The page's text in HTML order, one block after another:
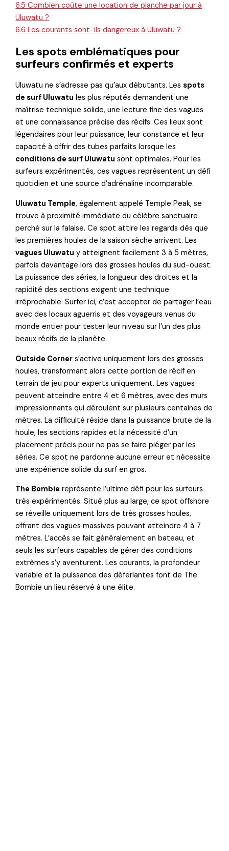
6.5 Combien coûte une location de planche par jour à
Uluwatu ?
6.6 Les courants sont-ils dangereux à Uluwatu ?
Les spots emblématiques pour
surfeurs confirmés et experts
Uluwatu ne s’adresse pas qu’aux débutants. Lesspots
de surf Uluwatu les plus réputés demandent une
maîtrise technique solide, une lecture fine des vagues
et une connaissance précise des récifs. Ces lieux sont
légendaires pour leur puissance, leur constance et leur
capacité à offrir des tubes parfaits lorsque les
conditions de surf Uluwatu sont optimales. Pour les
surfeurs expérimentés, ces vagues représentent un défi
quotidien et une source d’adrénaline incomparable.
Uluwatu Temple, également appelé Temple Peak, se
trouve à proximité immédiate du célèbre sanctuaire
perché sur la falaise. Ce spot attire les regards dès que
les premières houles de la saison sèche arrivent. Les
vagues Uluwatu y atteignent facilement 3 à 5 mètres,
parfois davantage lors des grosses houles du sud-ouest.
La puissance des séries, la longueur des droites et la
rapidité des sections exigent une technique
irréprochable. Surfer ici, c’est accepter de partager l’eau
avec des locaux aguerris et des voyageurs venus du
monde entier pour tester leur niveau sur l’un des plus
beaux récifs de la planète.
Outside Corner s’active uniquement lors des grosses
houles, transformant alors cette portion de récif en
terrain de jeu pour experts uniquement. Les vagues
peuvent atteindre entre 4 et 6 mètres, avec des murs
impressionnants qui déroulent sur plusieurs centaines de
mètres. La difficulté réside dans la puissance brute de la
houle, les sections rapides et la nécessité d’un
placement précis pour ne pas se faire piéger par les
séries. Ce spot ne pardonne aucune erreur et nécessite
une expérience solide du surf en gros.
The Bombie représente l’ultime défi pour les surfeurs
très expérimentés. Situé plus au large, ce spot offshore
se réveille uniquement lors de très grosses houles,
offrant des vagues massives pouvant atteindre 4 à 7
mètres. L’accès se fait généralement en bateau, et
seuls les surfeurs capables de gérer des conditions
extrêmes s’y aventurent. Les courants, la profondeur
variable et la puissance des déferlantes font de The
Bombie un lieu réservé à une élite.